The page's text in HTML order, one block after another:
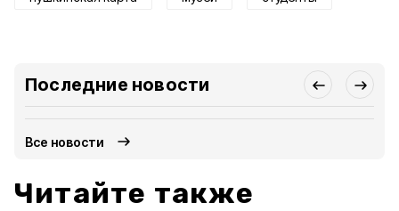
Последние новости
Все новости
Читайте также